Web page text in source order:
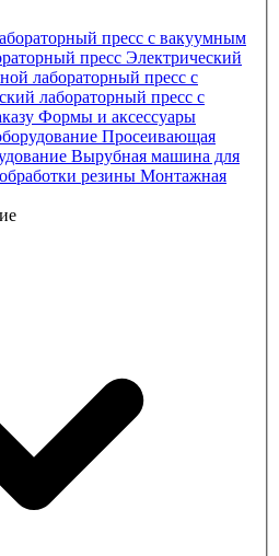
пресс с вакуумным
пресс Электрический
лабораторный пресс с
лабораторный пресс с
Формы и аксессуары
Просеивающая
Вырубная машина для
резины Монтажная